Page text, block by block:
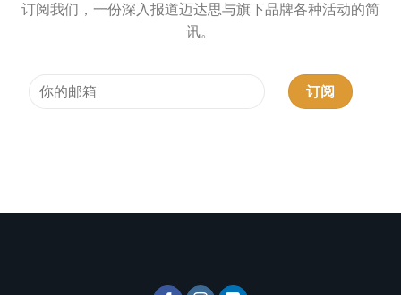
订阅我们，一份深入报道迈达思与旗下品牌各种活动的简
讯。